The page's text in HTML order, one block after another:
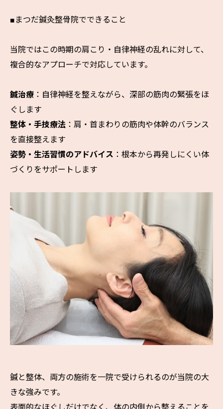
■まつだ鍼灸整骨院でできること
当院ではこの時期の肩こり・自律神経の乱れに対して、
複合的なアプローチで対応しています。
鍼治療 ：自律神経を整えながら、深部の筋肉の緊張をほ
ぐします
整体・手技療法 ：肩・首まわりの筋肉や体幹のバランス
を直接整えます
姿勢・生活習慣のアドバイス ：根本から再発しにくい体
づくりをサポートします
鍼と整体、両方の施術を一院で受けられるのが当院の大
きな強みです。